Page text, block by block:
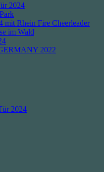
2024
mit Rhein Fire Cheerleader
im Wald
2022
2024